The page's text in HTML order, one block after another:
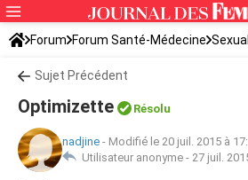
Forum Forum Santé-Médecine
Sujet Précédent
Optimizette Résolu
nadjine - Modifié le 20 juil. 2015 à
Utilisateur anonyme - 27 juil.